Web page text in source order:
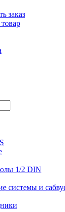
заказ
1/2 DIN
системы и